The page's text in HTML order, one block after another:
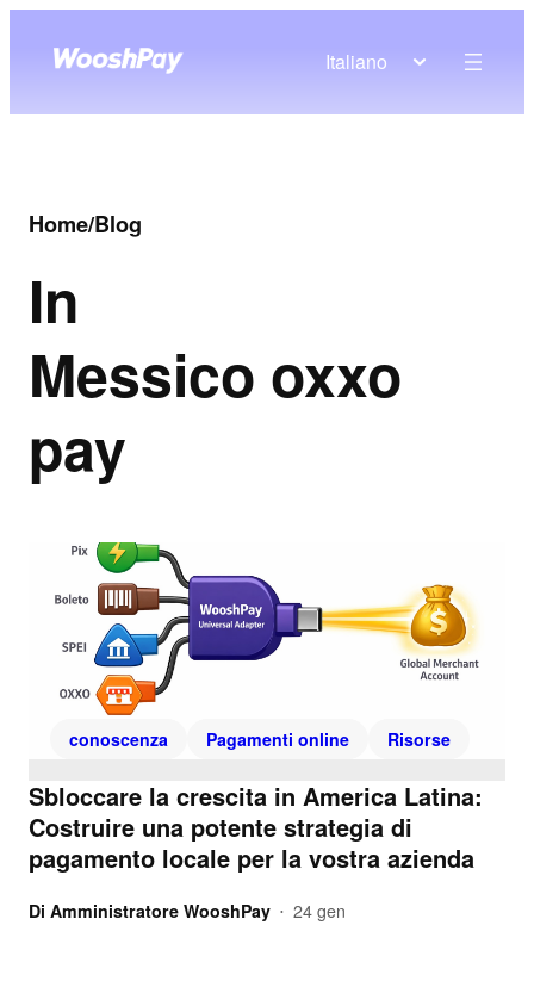
Italiano
Home/Blog
In
Messico oxxo
pay
conoscenza Pagamenti online Risorse
Sbloccare la crescita in America Latina:
Costruire una potente strategia di
pagamento locale per la vostra azienda
Di Amministratore WooshPay • 24 gen